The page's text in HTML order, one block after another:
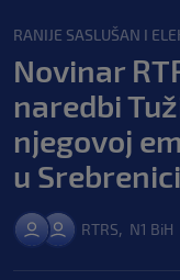
RANIJE SASLUŠAN I
Novinar
naredbi
njegovoj
u Srebrenici
RTRS, N1 BiH